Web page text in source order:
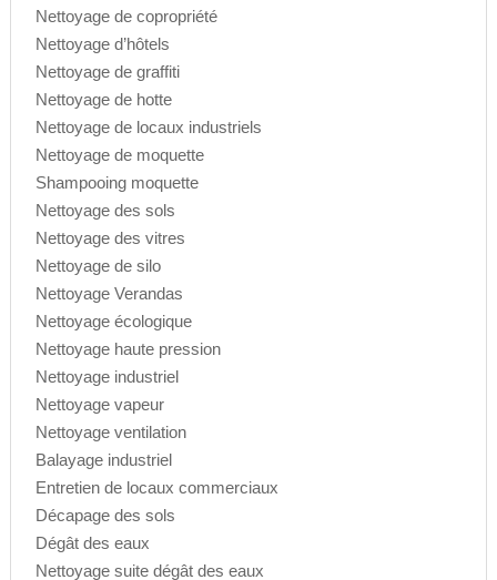
Nettoyage de copropriété
Nettoyage d’hôtels
Nettoyage de graffiti
Nettoyage de hotte
Nettoyage de locaux industriels
Nettoyage de moquette
Shampooing moquette
Nettoyage des sols
Nettoyage des vitres
Nettoyage de silo
Nettoyage Verandas
Nettoyage écologique
Nettoyage haute pression
Nettoyage industriel
Nettoyage vapeur
Nettoyage ventilation
Balayage industriel
Entretien de locaux commerciaux
Décapage des sols
Dégât des eaux
Nettoyage suite dégât des eaux